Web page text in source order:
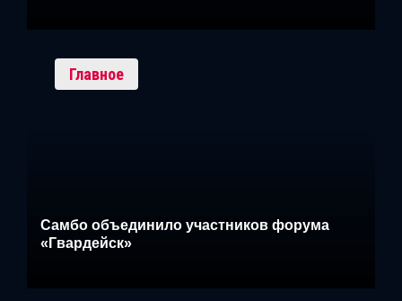
Главное
Самбо объединило участников форума
«Гвардейск»